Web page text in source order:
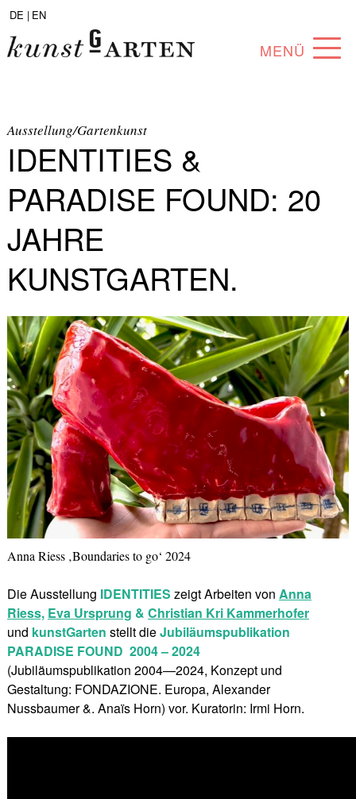
DE | EN
MENÜ
ABOUT
SAMMLUNG
KÜNSTLER*INNEN
ANGEBOTE
Ausstellung/Gartenkunst
IDENTITIES &
PARADISE FOUND: 20
JAHRE
KUNSTGARTEN.
Anna Riess ‚Boundaries to go‘ 2024
Die Ausstellung IDENTITIES zeigt Arbeiten von Anna
Riess, Eva Ursprung & Christian Kri Kammerhofer
und kunstGarten stellt dieJubiläumspublikation
PARADISE FOUND 2004 – 2024
(Jubiläumspublikation 2004—2024, Konzept und
Gestaltung: FONDAZIONE. Europa, Alexander
Nussbaumer &. Anaïs Horn) vor. Kuratorin: Irmi Horn.